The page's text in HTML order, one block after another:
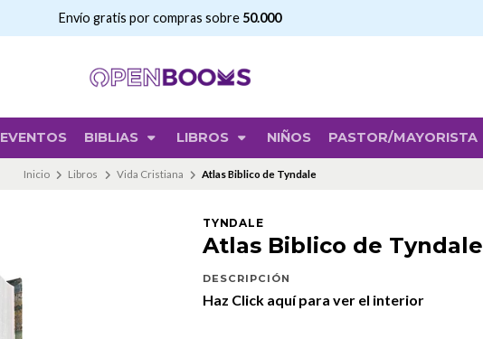
EVENTOS BIBLIAS LIBROS NIÑOS PASTOR/MAYORISTA
Envío gratis por compras sobre 50.000
Inicio Libros Vida Cristiana Atlas Biblico de Tyndale
TYNDALE
Atlas Biblico de Tyndale
DESCRIPCIÓN
Haz Click aquí para ver el interior